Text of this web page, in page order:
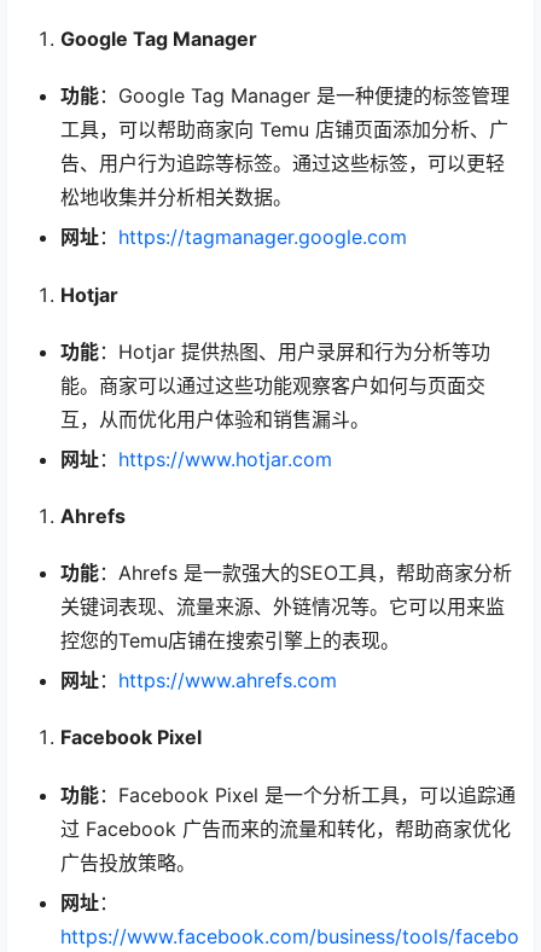
Google Tag Manager
功能：Google Tag Manager 是一种便捷的标签管理
工具，可以帮助商家向 Temu 店铺页面添加分析、广
告、用户行为追踪等标签。通过这些标签，可以更轻
松地收集并分析相关数据。
网址： https://tagmanager.google.com
Hotjar
功能：Hotjar 提供热图、用户录屏和行为分析等功
能。商家可以通过这些功能观察客户如何与页面交
互，从而优化用户体验和销售漏斗。
网址： https://www.hotjar.com
Ahrefs
功能：Ahrefs 是一款强大的SEO工具，帮助商家分析
关键词表现、流量来源、外链情况等。它可以用来监
控您的Temu店铺在搜索引擎上的表现。
网址： https://www.ahrefs.com
Facebook Pixel
功能：Facebook Pixel 是一个分析工具，可以追踪通
过 Facebook 广告而来的流量和转化，帮助商家优化
广告投放策略。
网址：
https://www.facebook.com/business/tools/facebo